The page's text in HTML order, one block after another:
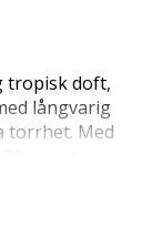
tropisk doft,
långvarig
torrhet. Med
minuters
Ej